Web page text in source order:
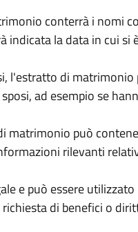
conterrà i nomi
indicata la data in cui
l'estratto di
ad esempio se
matrimonio può
rilevanti
e può essere
di benefici o